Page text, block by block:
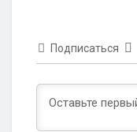
Подписаться